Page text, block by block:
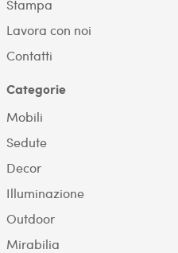
Stampa
Lavora con noi
Contatti
Categorie
Mobili
Sedute
Decor
Illuminazione
Outdoor
Mirabilia